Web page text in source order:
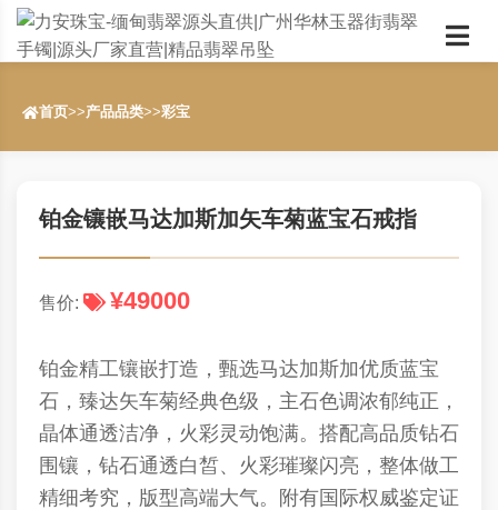
首页>>产品品类>>彩宝
铂金镶嵌马达加斯加矢车菊蓝宝石戒指
售价: ¥49000
铂金精工镶嵌打造，甄选马达加斯加优质蓝宝
石，臻达矢车菊经典色级，主石色调浓郁纯正，
晶体通透洁净，火彩灵动饱满。搭配高品质钻石
围镶，钻石通透白皙、火彩璀璨闪亮，整体做工
精细考究，版型高端大气。附有国际权威鉴定证